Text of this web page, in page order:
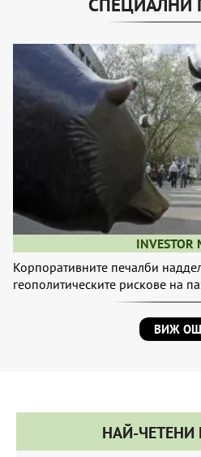
INVESTOR
Корпоративните печалби
геополитическите рискове на
ВИЖ
НАЙ-